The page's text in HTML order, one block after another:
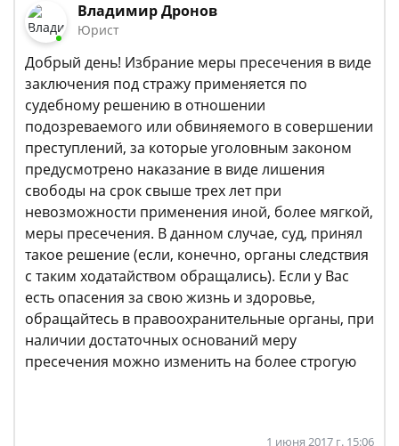
Владимир Дронов
Юрист
Добрый день! Избрание меры пресечения в виде
заключения под стражу применяется по
судебному решению в отношении
подозреваемого или обвиняемого в совершении
преступлений, за которые уголовным законом
предусмотрено наказание в виде лишения
свободы на срок свыше трех лет при
невозможности применения иной, более мягкой,
меры пресечения. В данном случае, суд, принял
такое решение (если, конечно, органы следствия
с таким ходатайством обращались). Если у Вас
есть опасения за свою жизнь и здоровье,
обращайтесь в правоохранительные органы, при
наличии достаточных оснований меру
пресечения можно изменить на более строгую
1 июня 2017 г. 15:06